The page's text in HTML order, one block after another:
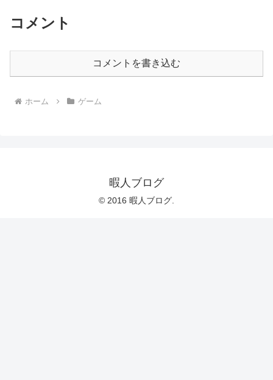
コメント
コメントを書き込む
ホーム ゲーム
暇人ブログ
© 2016 暇人ブログ.